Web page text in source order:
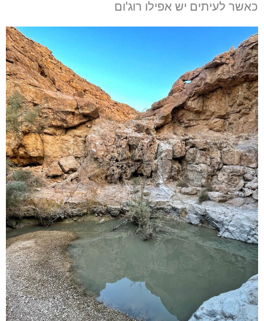
כאשר לעיתים יש אפילו רוג'ום